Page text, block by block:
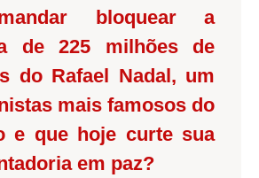
bloquear a
de 225 milhões de
do Rafael Nadal, um
mais famosos do
e que hoje curte sua
em paz?